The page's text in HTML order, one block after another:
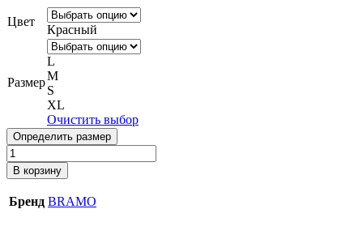
Цвет
Красный
Размер
L
M
S
XL
Очистить выбор
Определить размер
Количество
товара
Бюстгальтер
BRAMO
RO001
В корзину
Бренд BRAMO